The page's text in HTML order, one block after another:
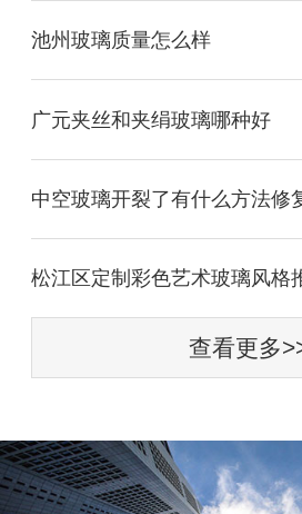
池州玻璃质量怎么样
广元夹丝和夹绢玻璃哪种好
松江区定制彩色艺术玻璃风格
查看更多